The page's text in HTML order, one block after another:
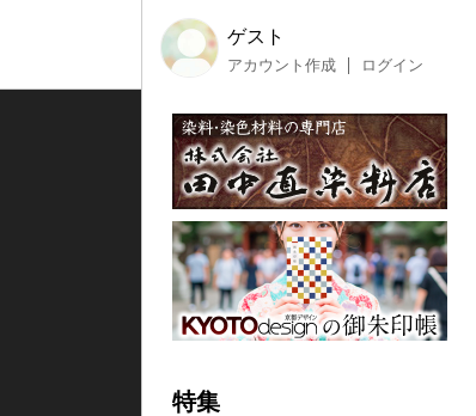
ゲスト
アカウント作成 ログイン
特集